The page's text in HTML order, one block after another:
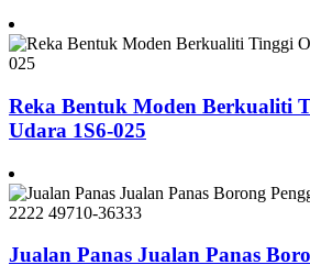
Reka Bentuk Moden Berkualiti
Udara 1S6-025
Jualan Panas Jualan Panas